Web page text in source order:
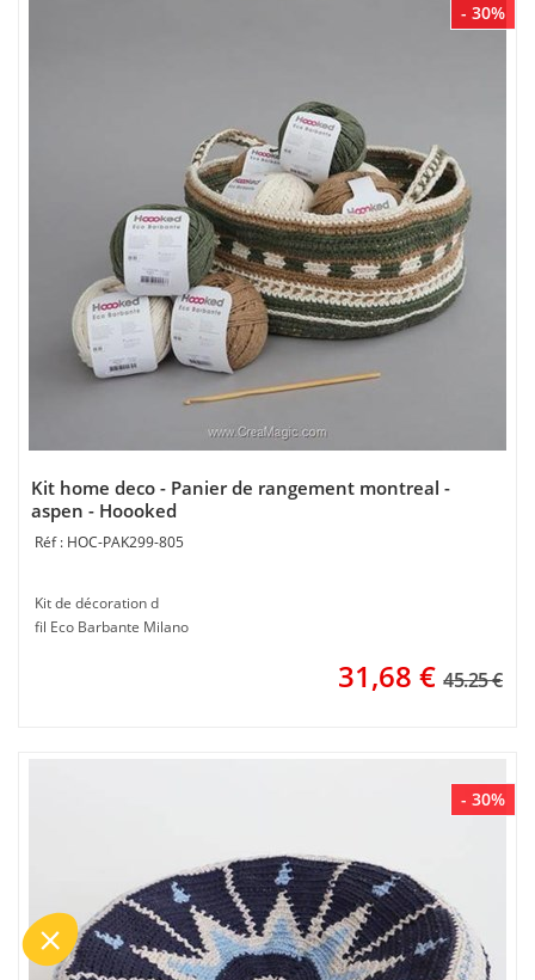
- 30%
Kit home deco - Panier de rangement montreal -
aspen - Hoooked
HOC-PAK299-805
Kit de décoration d
fil Eco Barbante Milano
31,68 € 45.25 €
- 30%